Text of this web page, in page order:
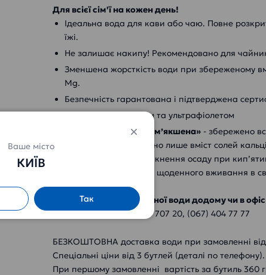
Для всієї сім'ї на кожен день!
Ідеальна вода для кави або чаю. Повне
їжі.
Не залишає накипу! Рекомендовано для
Зменшена жорсткість води при збереженому
Mg.
Безпечність гарантована і підтверджена
Знезаражена озоном та ультрафіолетом
Питна вода «Еталон Пом’якшена» - збережено
мікроелементи, зменшено лише вміст солей
дозволяє уникнути виникнення осаду при
Оптимальний вибір для щоденного вживання в
як основа для кулінарії.
Замовити доставку питної води додому чи в офіс
за телефонами (044) 20 707 20, (067) 404 77 77
БЕЗКОШТОВНА доставка води при замовленні від
Спеціальні ціни від 3 бутлей (деталі по телефону).
При першому замовленні вартість за бутиль 360
Ваше місто
КИЇВ
Так